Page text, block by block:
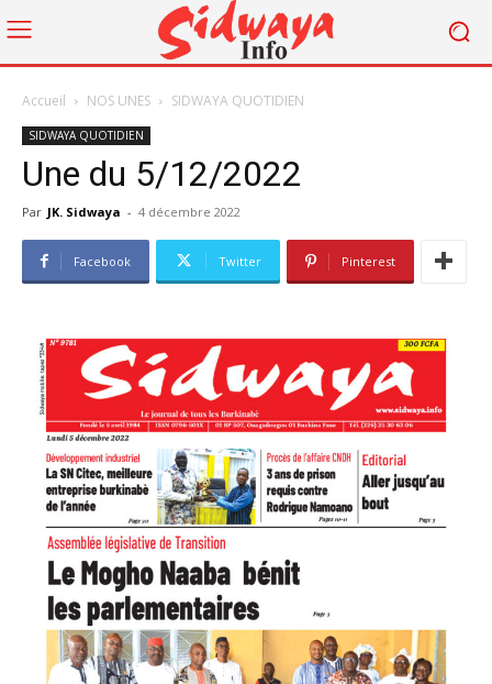
Accueil NOS UNES SIDWAYA QUOTIDIEN
SIDWAYA QUOTIDIEN
Une du 5/12/2022
Par JK. Sidwaya - 4 décembre 2022
Facebook Twitter Pinterest